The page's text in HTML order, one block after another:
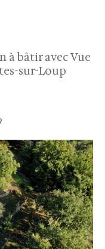
à bâtir avec Vue
sur-Loup